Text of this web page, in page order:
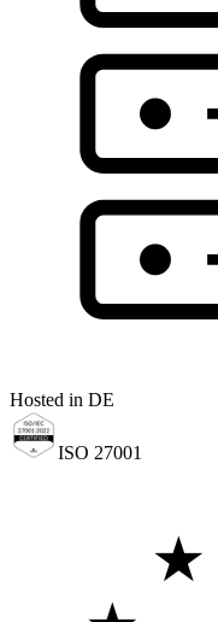
Hosted in DE
ISO 27001
★